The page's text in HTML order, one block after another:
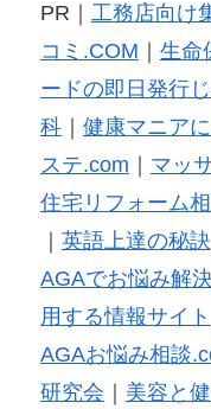
PR｜ 工務店向け
コミ.COM
生命
ードの即日発行
科｜ 健康マニア
ステ.com
マッ
住宅リフォーム
英語上達の秘訣
AGAでお悩み解
用する情報サイト
AGAお悩み相談
研究会
美容と